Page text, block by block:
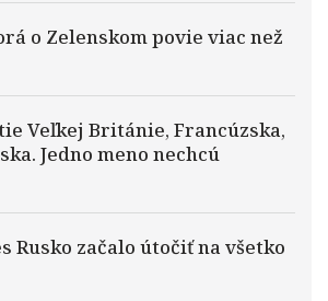
o Zelenskom povie viac než
Veľkej Británie, Francúzska,
Jedno meno nechcú
Rusko začalo útočiť na všetko